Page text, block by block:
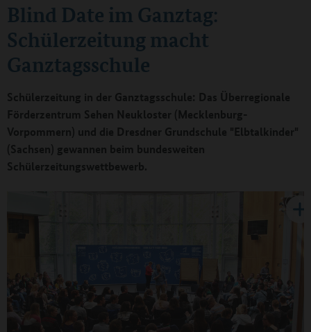
Blind Date im Ganztag:
Schülerzeitung macht
Ganztagsschule
Schülerzeitung in der Ganztagsschule: Das Überregionale
Förderzentrum Sehen Neukloster (Mecklenburg-
Vorpommern) und die Dresdner Grundschule "Elbtalkinder"
(Sachsen) gewannen beim bundesweiten
Schülerzeitungswettbewerb.